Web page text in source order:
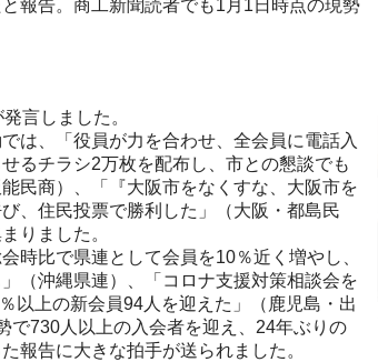
報告。商工新聞読者でも1月1日時点の現勢
言しました。
は、「役員が力を合わせ、全会員に電話入
るチラシ2万枚を配布し、市との懇談でも
民商）、「『大阪市をなくすな、大阪市を
、住民投票で勝利した」（大阪・都島民
りました。
時比で県連として会員を10％近く増やし、
（沖縄県連）、「コロナ支援対策相談会を
以上の新会員94人を迎えた」（鹿児島・出
で730人以上の入会者を迎え、24年ぶりの
報告に大きな拍手が送られました。